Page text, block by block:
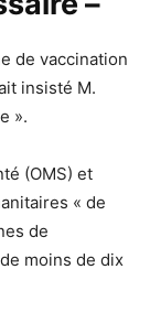
de vaccination
insisté M.
».
(OMS) et
« de
de
moins de dix